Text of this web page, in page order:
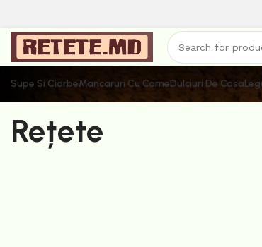
Supe Si CiorbeMancaruri Cu CarneDulciuri De Casa
Rețete